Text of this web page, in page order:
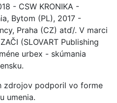
- CSW KRONIKA -
Bytom (PL), 2017 -
Praha (CZ) atď/. V marci
(SLOVART Publishing
urbex - skúmania
zdrojov podporil vo forme
umenia.